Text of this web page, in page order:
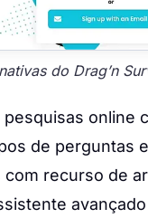
do Drag’n
online
de perguntas
recurso de